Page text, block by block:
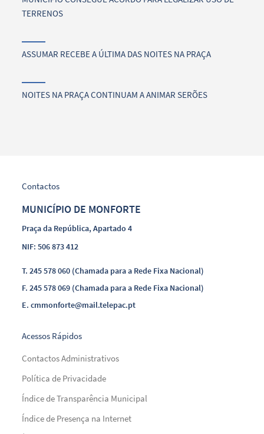
TERRENOS
ASSUMAR RECEBE A ÚLTIMA DAS NOITES NA PRAÇA
NOITES NA PRAÇA CONTINUAM A ANIMAR SERÕES
Contactos
MUNICÍPIO DE MONFORTE
Praça da República, Apartado 4
NIF: 506 873 412
T.245 578 060 (Chamada para a Rede Fixa Nacional)
F.245 578 069 (Chamada para a Rede Fixa Nacional)
E.cmmonforte@mail.telepac.pt
Acessos Rápidos
Contactos Administrativos
Política de Privacidade
Índice de Transparência Municipal
Índice de Presença na Internet